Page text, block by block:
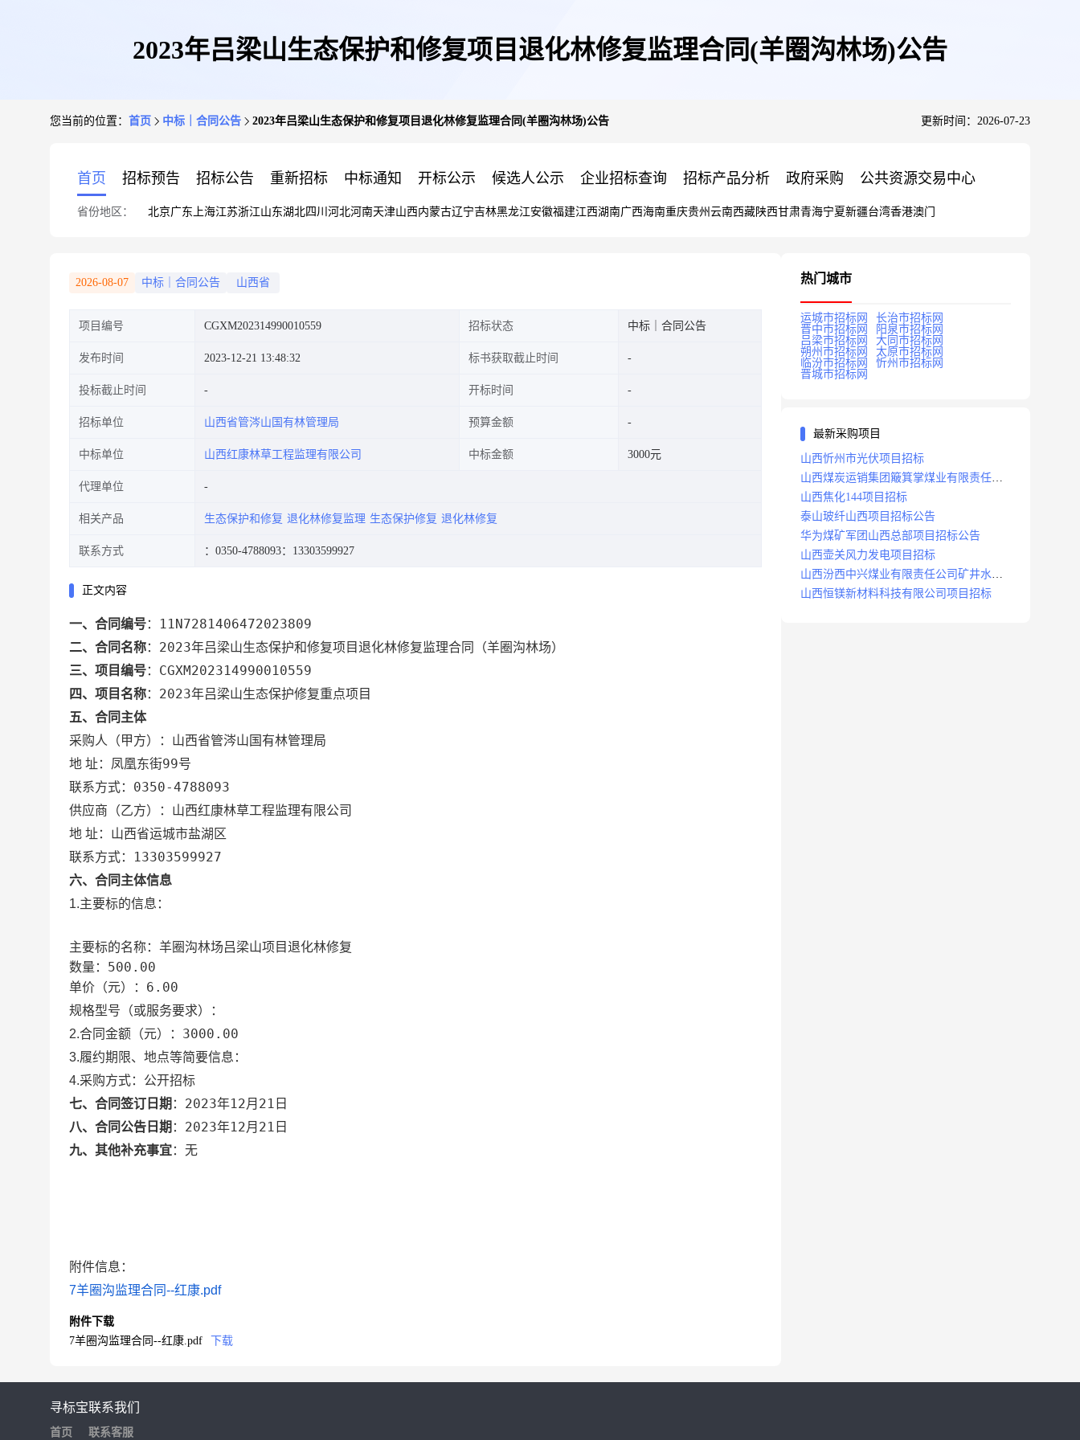
2023年吕梁山生态保护和修复项目退化林修复监理合同(羊圈沟林场)公告
您当前的位置： 首页 中标｜合同公告 2023年吕梁山生态保护和修复项目退化林修复监理合同(羊圈沟林场)公告 更新时间：2026-07-23
首页 招标预告 招标公告 重新招标 中标通知 开标公示 候选人公示 企业招标查询 招标产品分析 政府采购 公共资源交易中心
省份地区： 北京广东 上海江苏浙江山东湖北四川 河北河南天津山西内蒙古辽宁吉林黑龙江安徽福建江西湖南广西海南重庆贵州 云南西藏陕西甘肃青海宁夏新疆台湾香港澳门
2026-08-07 中标｜合同公告 山西省
项目编号 CGXM202314990010559 招标状态 中标｜合同公告
发布时间 2023-12-21 13:48:32 标书获取截止时间
投标截止时间 开标时间
招标单位 山西省管涔山国有林管理局 预算金额
中标单位 山西红康林草工程监理有限公司 中标金额 3000元
代理单位
相关产品 生态保护和修复 退化林修复监理 生态保护修复 退化林修复
联系方式 ：0350-4788093：13303599927
正文内容
一、合同编号： 11N7281406472023809
二、合同名称： 2023年吕梁山生态保护和修复项目退化林修复监理合同（羊圈沟林场）
三、项目编号： CGXM202314990010559
四、项目名称： 2023年吕梁山生态保护修复重点项目
五、合同主体
采购人（甲方）： 山西省管涔山国有林管理局
地 址： 凤凰东街99号
联系方式： 0350-4788093
供应商（乙方）： 山西红康林草工程监理有限公司
地 址： 山西省运城市盐湖区
联系方式： 13303599927
六、合同主体信息
1.主要标的信息：
主要标的名称： 羊圈沟林场吕梁山项目退化林修复
数量： 500.00
单价（元）： 6.00
规格型号（或服务要求）：
2.合同金额（元）： 3000.00
3.履约期限、地点等简要信息：
4.采购方式： 公开招标
七、合同签订日期 ： 2023年12月21日
八、合同公告日期 ： 2023年12月21日
九、其他补充事宜： 无
附件信息：
7羊圈沟监理合同--红康.pdf
附件下载
7羊圈沟监理合同--红康.pdf
下载
热门城市
运城市招标网
长治市招标网
晋中市招标网
阳泉市招标网
吕梁市招标网
大同市招标网
朔州市招标网
太原市招标网
临汾市招标网
忻州市招标网
晋城市招标网
最新采购项目
山西忻州市光伏项目招标
山西煤炭运销集团簸箕掌煤业有限责任公
司井田地面三维地震勘探项目招标
山西焦化144项目招标
泰山玻纤山西项目招标公告
华为煤矿军团山西总部项目招标公告
山西壶关风力发电项目招标
山西汾西中兴煤业有限责任公司矿井水处
理站升级改造项目招标
山西恒镁新材料科技有限公司项目招标
寻标宝
首页
联系我们
联系客服